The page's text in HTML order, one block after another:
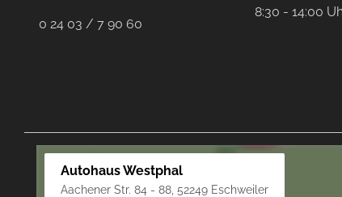
0 24 03 / 7 90 60
8:30 - 14:00
Autohaus Westphal
Aachener Str. 84 - 88, 52249 Eschweiler